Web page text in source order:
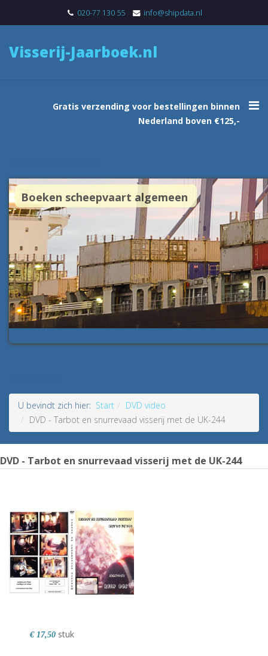
020-77 130 55 info@shipdata.nl
Visserij-Jaarboek.nl
Gratis verzending voor bestellingen binnen
Nederland boven €125,-
Boeken scheepvaart algemeen
U bevindt zich hier: Start
DVD video
DVD - Tarbot en snurrevaad visserij met de UK-244
DVD - Tarbot en snurrevaad visserij met de UK-244
€ 17,50 stuk